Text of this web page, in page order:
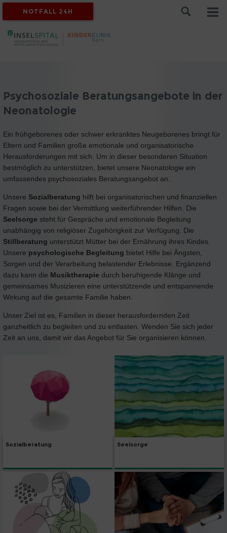
NOTFALL 24H
Psychosoziale Beratungsangebote in der
Neonatologie
Ein frühgeborenes oder schwer erkranktes Neugeborenes bringt für
Eltern und Familien große emotionale und organisatorische
Herausforderungen mit sich. Um in dieser besonderen Situation
bestmöglich zu unterstützen, bietet unsere Neonatologie ein
umfassendes psychosoziales Beratungsangebot an.
Unsere Sozialberatung hilft bei organisatorischen und finanziellen
Fragen sowie bei der Vermittlung weiterführender Hilfen. Die
Seelsorge steht für Gespräche und emotionale Begleitung
unabhängig von religiöser Zugehörigkeit zur Verfügung. Die
Stillberatung unterstützt Mütter bei der Ernährung ihres Kindes.
Unsere psychologische Begleitung bietet Hilfe bei Ängsten,
Sorgen und der Verarbeitung belastender Erlebnisse. Ergänzend
dazu kann die Musiktherapie durch beruhigende Klänge und
gemeinsames Musizieren eine unterstützende und entspannende
Wirkung auf die gesamte Familie haben.
Unser Ziel ist es, Familien in dieser herausfordernden Zeit
ganzheitlich zu begleiten und zu entlasten. Wenden Sie sich jeder
Zeit an uns, damit wir das Angebot für Sie organisieren können.
Sozialberatung Seelsorge